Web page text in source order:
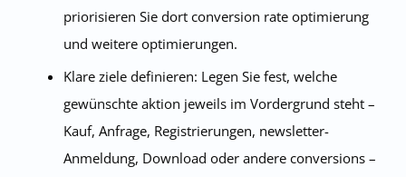
priorisieren Sie dort conversion rate optimierung
und weitere optimierungen.
Klare ziele definieren: Legen Sie fest, welche
gewünschte aktion jeweils im Vordergrund steht –
Kauf, Anfrage, Registrierungen, newsletter-
Anmeldung, Download oder andere conversions –